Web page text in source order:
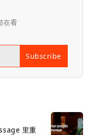
在看
Subscribe
里重